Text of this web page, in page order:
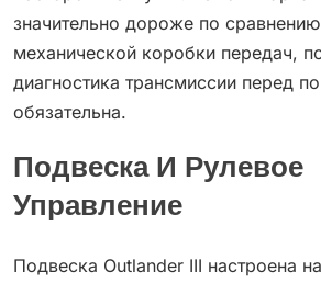
значительно дороже по
механической коробки передач,
диагностика трансмиссии перед
обязательна.
Подвеска И Рулевое
Управление
Подвеска Outlander III настроена